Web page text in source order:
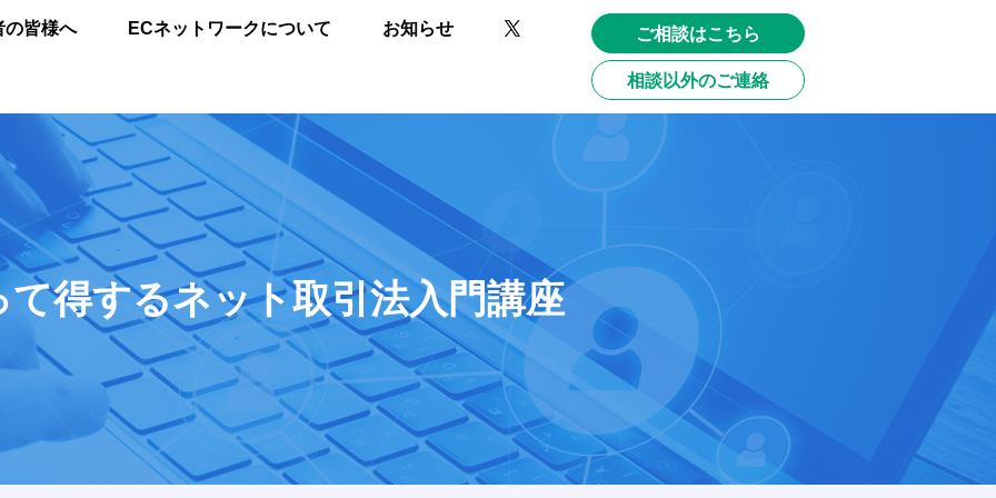
の皆様へ ECネットワークについて お知らせ ご相談はこちら
相談以外のご連絡
て得するネット取引法入門講座